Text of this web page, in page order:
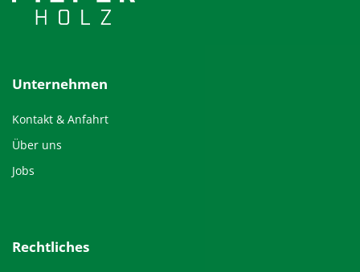
Unternehmen
Kontakt & Anfahrt
Über uns
Jobs
Rechtliches